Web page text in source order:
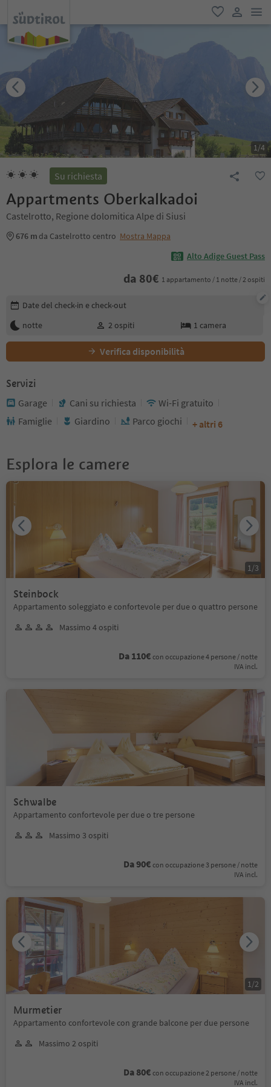
favoriti
user link
1/4
Su richiesta
Appartments Oberkalkadoi
Castelrotto, Regione dolomitica Alpe di Siusi
676 m da Castelrotto centro Mostra Mappa
Alto Adige Guest Pass
da 80€ 1 appartamento / 1 notte / 2 ospiti
Modifica i dettagli della prenotazione
Date del check-in e check-out
notte
2 ospiti 1 camera
Verifica disponibilità
Servizi
Garage Cani su richiesta
Wi-Fi gratuito
Famiglie
Giardino Parco giochi + altri 6
Esplora le camere
Steinbock
Appartamento soleggiato e confortevole per due o quattro persone
Massimo 4 ospiti
Da 110€ con occupazione 4 persone / notte
IVA incl.
1 /3
Schwalbe
Appartamento confortevole per due o tre persone
Massimo 3 ospiti
Da 90€ con occupazione 3 persone / notte
IVA incl.
Murmetier
Appartamento confortevole con grande balcone per due persone
Massimo 2 ospiti
Da 80€ con occupazione 2 persone / notte
IVA incl.
1 /2